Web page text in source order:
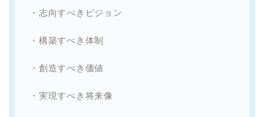
・志向すべきビジョン
・構築すべき体制
・創造すべき価値
・実現すべき将来像